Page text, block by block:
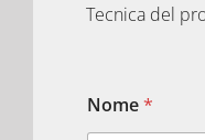
Tecnica del
Nome*